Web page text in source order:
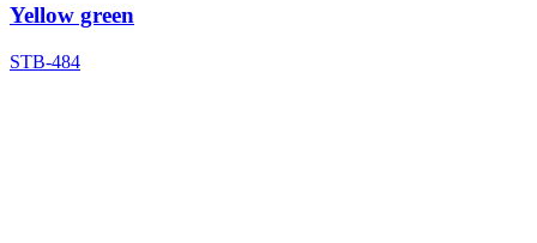
Yellow green
STB-484